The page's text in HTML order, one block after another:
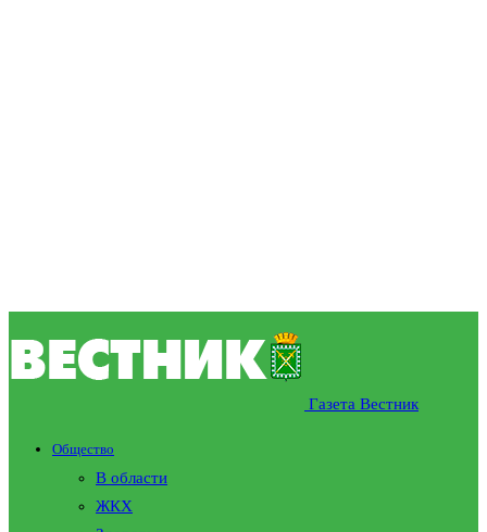
Газета Вестник
Общество
В области
ЖКХ